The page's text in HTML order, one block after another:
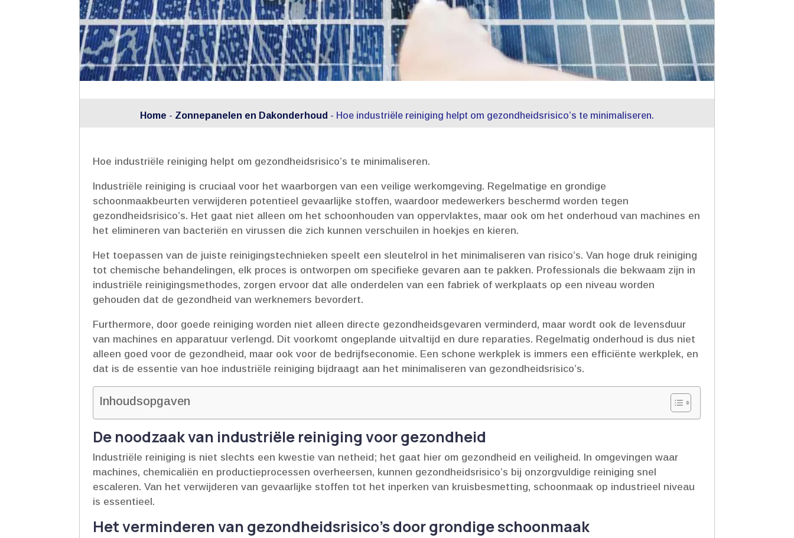
Home - Zonnepanelen en Dakonderhoud - Hoe industriële reiniging helpt om gezondheidsrisico’s te minimaliseren.​
Hoe industriële reiniging helpt om gezondheidsrisico’s te minimaliseren.​
Industriële reiniging is cruciaal voor het waarborgen van een veilige werkomgeving.​ Regelmatige en grondige
schoonmaakbeurten verwijderen potentieel gevaarlijke stoffen, waardoor medewerkers beschermd worden tegen
gezondheidsrisico’s.​ Het gaat niet alleen om het schoonhouden van oppervlaktes, maar ook om het onderhoud van machines en
het elimineren van bacteriën en virussen die zich kunnen verschuilen in hoekjes en kieren.​
Het toepassen van de juiste reinigingstechnieken speelt een sleutelrol in het minimaliseren van risico’s.​ Van hoge druk reiniging
tot chemische behandelingen, elk proces is ontworpen om specifieke gevaren aan te pakken.​ Professionals die bekwaam zijn in
industriële reinigingsmethodes, zorgen ervoor dat alle onderdelen van een fabriek of werkplaats op een niveau worden
gehouden dat de gezondheid van werknemers bevordert.​
Furthermore, door goede reiniging worden niet alleen directe gezondheidsgevaren verminderd, maar wordt ook de levensduur
van machines en apparatuur verlengd.​ Dit voorkomt ongeplande uitvaltijd en dure reparaties.​ Regelmatig onderhoud is dus niet
alleen goed voor de gezondheid, maar ook voor de bedrijfseconomie.​ Een schone werkplek is immers een efficiënte werkplek, en
dat is de essentie van hoe industriële reiniging bijdraagt aan het minimaliseren van gezondheidsrisico’s.​
Inhoudsopgaven
De noodzaak van industriële reiniging voor gezondheid
Industriële reiniging is niet slechts een kwestie van netheid; het gaat hier om gezondheid en veiligheid.​ In omgevingen waar
machines, chemicaliën en productieprocessen overheersen, kunnen gezondheidsrisico’s bij onzorgvuldige reiniging snel
escaleren.​ Van het verwijderen van gevaarlijke stoffen tot het inperken van kruisbesmetting, schoonmaak op industrieel niveau
is essentieel.​
Het verminderen van gezondheidsrisico’s door grondige schoonmaak